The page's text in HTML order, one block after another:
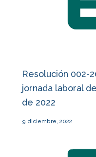
Resolución 002-
jornada laboral
de 2022
9 diciembre, 2022